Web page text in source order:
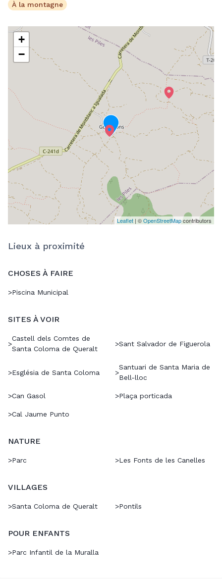
À la montagne
+
−
Leaflet | ©OpenStreetMapcontributors
Lieux à proximité
CHOSES À FAIRE
>Piscina Municipal
SITES À VOIR
>
Castell dels Comtes de
Santa Coloma de Queralt
>Sant Salvador de Figuerola
>Església de Santa Coloma >
Santuari de Santa Maria de
Bell-lloc
>Can Gasol >Plaça porticada
>Cal Jaume Punto
NATURE
>Parc >Les Fonts de les Canelles
VILLAGES
>Santa Coloma de Queralt >Pontils
POUR ENFANTS
>Parc Infantil de la Muralla